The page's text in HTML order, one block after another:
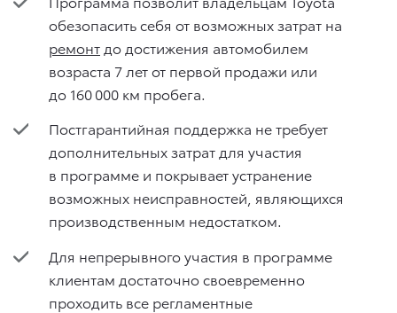
обезопасить себя от возможных затрат на
ремонт до достижения автомобилем
возраста 7 лет от первой продажи или
до 160 000 км пробега.
Постгарантийная поддержка не требует
дополнительных затрат для участия
в программе и покрывает устранение
возможных неисправностей, являющихся
производственным недостатком.
Для непрерывного участия в программе
клиентам достаточно своевременно
проходить все регламентные